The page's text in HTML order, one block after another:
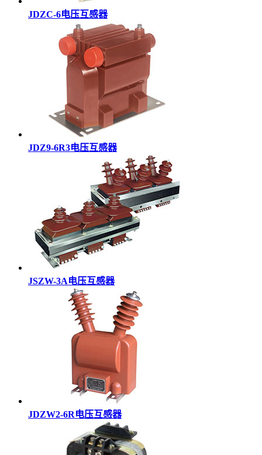
JDZC-6电压互感器
JDZ9-6R3电压互感器
JSZW-3A电压互感器
JDZW2-6R电压互感器